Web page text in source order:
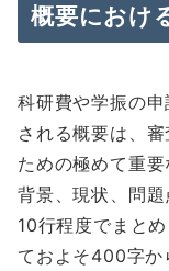
概要におけ
科研費や学振の
される概要は、
ための極めて重
背景、現状、問
10行程度でまと
ておよそ400字か